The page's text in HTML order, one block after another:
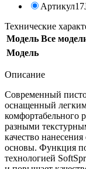
Артикул
Технические
Модель Все
Модель
Описание
Современный
оснащенный
комфортабельного
разными
качество
основы. Функция
технологией